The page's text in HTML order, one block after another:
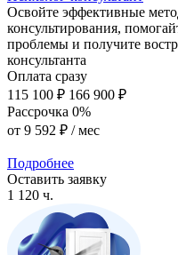
Освойте эффективные
консультирования,
проблемы и получите
консультанта
Оплата сразу
115 100 ₽ 166 900 ₽
Рассрочка 0%
от 9 592 ₽ / мес
Подробнее
Оставить заявку
1 120 ч.